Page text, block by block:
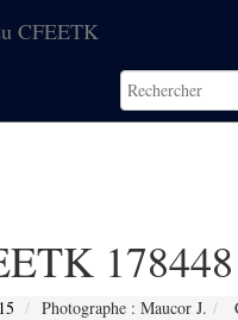
CFEETK
178448
Photographe : Maucor J.